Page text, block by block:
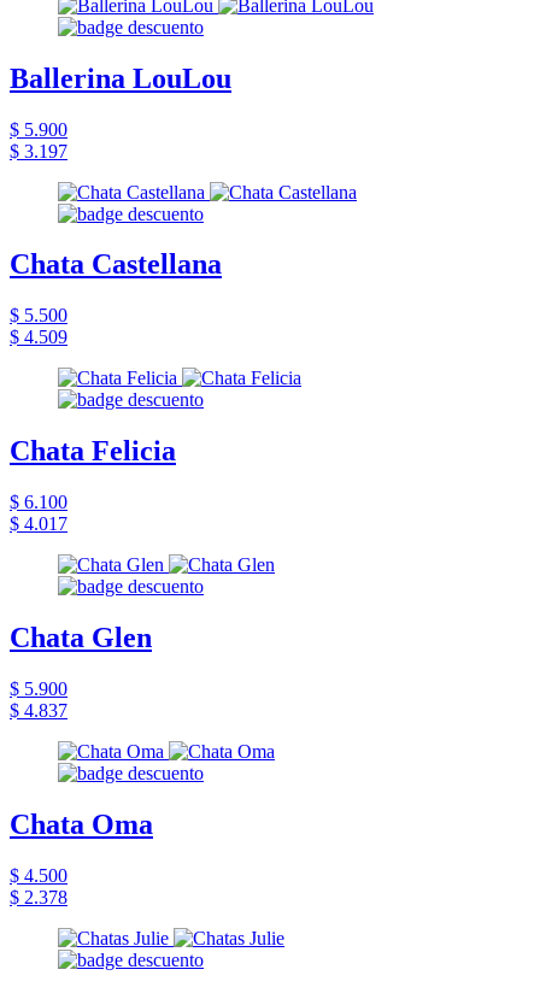
Ballerina LouLou
$ 5.900
$ 3.197
Chata Castellana
$ 5.500
$ 4.509
Chata Felicia
$ 6.100
$ 4.017
Chata Glen
$ 5.900
$ 4.837
Chata Oma
$ 4.500
$ 2.378